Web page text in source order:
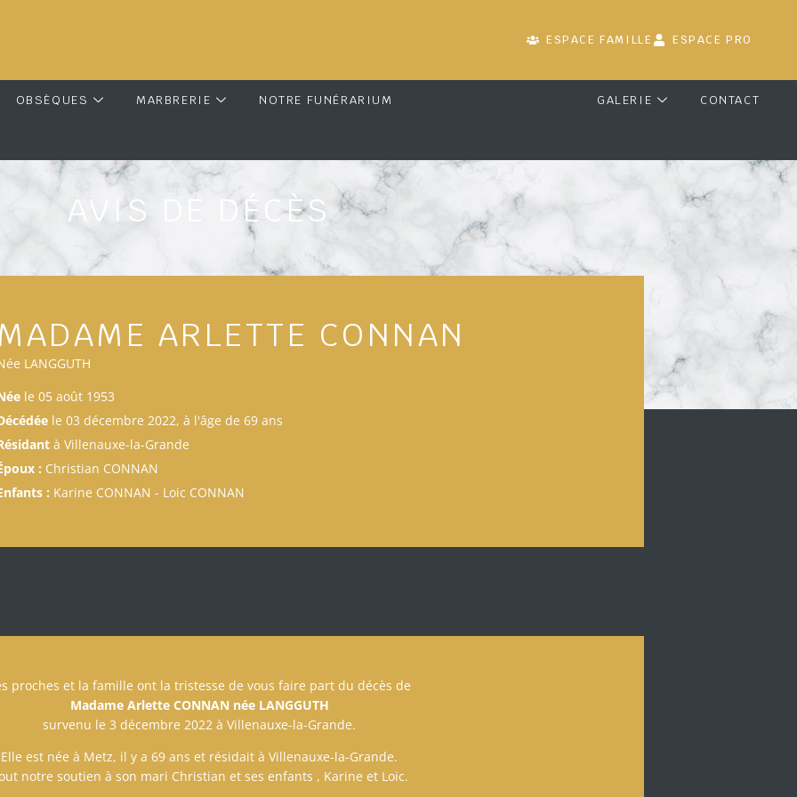
ESPACE FAMILLE ESPACE PRO
OBSÈQUES MARBRERIE NOTRE FUNÉRARIUM GALERIE CONTACT
AVIS DE DÉCÈS
ARLETTE CONNAN
LANGGUTH
le 05 août 1953
le 03 décembre 2022, à l'âge de 69 ans
à Villenauxe-la-Grande
: Christian CONNAN
: Karine CONNAN - Loic CONNAN
proches et la famille ont la tristesse de vous faire part du décès de
Madame Arlette CONNAN née LANGGUTH
survenu le 3 décembre 2022 à Villenauxe-la-Grande.
Elle est née à Metz, il y a 69 ans et résidait à Villenauxe-la-Grande.
notre soutien à son mari Christian et ses enfants , Karine et Loic.